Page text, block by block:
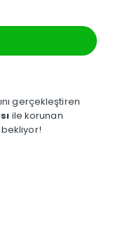
gerçekleştiren
ile korunan